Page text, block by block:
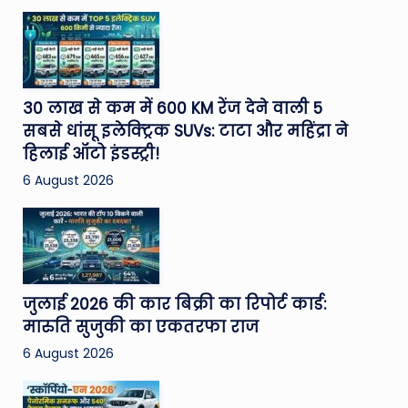
30 लाख से कम में 600 KM रेंज देने वाली 5
सबसे धांसू इलेक्ट्रिक SUVs: टाटा और महिंद्रा ने
हिलाई ऑटो इंडस्ट्री!
6 August 2026
जुलाई 2026 की कार बिक्री का रिपोर्ट कार्ड:
मारुति सुजुकी का एकतरफा राज
6 August 2026